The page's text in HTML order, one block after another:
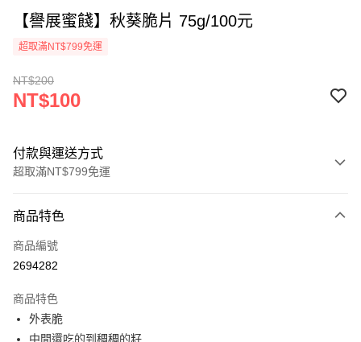
【譽展蜜餞】秋葵脆片 75g/100元
超取滿NT$799免運
NT$200
NT$100
付款與運送方式
超取滿NT$799免運
信用卡一次付款
超商取貨付款
Apple Pay
商品特色
商品編號
2694282
商品特色
外表脆
中間還吃的到稠稠的籽